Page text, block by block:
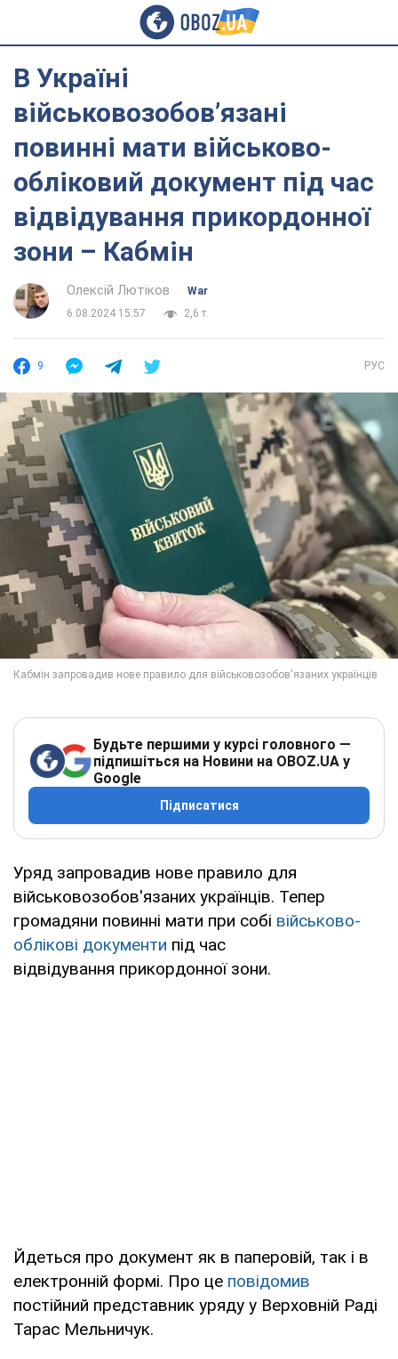
В Україні
військовозобов’язані
повинні мати військово-
обліковий документ під час
відвідування прикордонної
зони – Кабмін
Олексій Лютіков
War
6.08.2024 15:57
2,6 т.
9 РУС
Будьте першими у курсі головного —
підпишіться на Новини на OBOZ.UA у
Google
Підписатися
Уряд запровадив нове правило для
військовозобов'язаних українців. Тепер
громадяни повинні мати при собі військово-
облікові документи під час
відвідування прикордонної зони.
Йдеться про документ як в паперовій, так і в
електронній формі. Про це повідомив
постійний представник уряду у Верховній Раді
Тарас Мельничук.